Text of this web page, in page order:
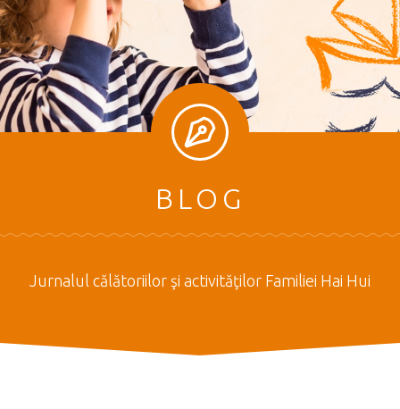
BLOG
Jurnalul călătoriilor şi activităţilor Familiei Hai Hui